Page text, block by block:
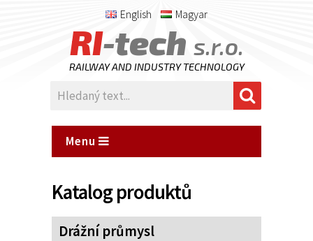
English Magyar
RI-tech s.r.o.
RAILWAY AND INDUSTRY TECHNOLOGY
Menu
Katalog produktů
Drážní průmysl